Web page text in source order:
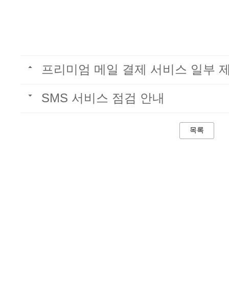
프리미엄 메일 결제 서비스 일부
SMS 서비스 점검 안내
목록